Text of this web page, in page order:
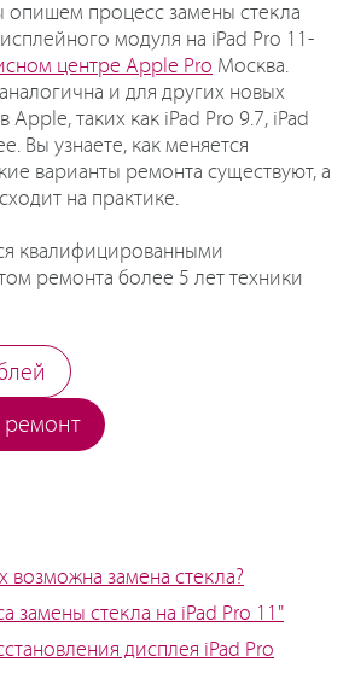
опишем процесс замены стекла
модуля на iPad Pro 11-
центре Apple Pro Москва.
и для других новых
таких как iPad Pro 9.7, iPad
Вы узнаете, как меняется
варианты ремонта существуют, а
на практике.
квалифицированными
ремонта более 5 лет техники
ремонт
возможна замена стекла?
замены стекла на iPad Pro 11"
дисплея iPad Pro